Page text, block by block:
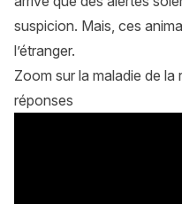
suspicion. Mais, ces
l’étranger.
Zoom sur la maladie de
réponses